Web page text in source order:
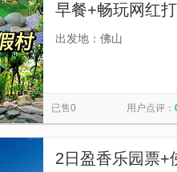
早餐+畅玩网红
村住1晚
出发地：佛山
已售0 用户点评：
2日盈香乐园票+